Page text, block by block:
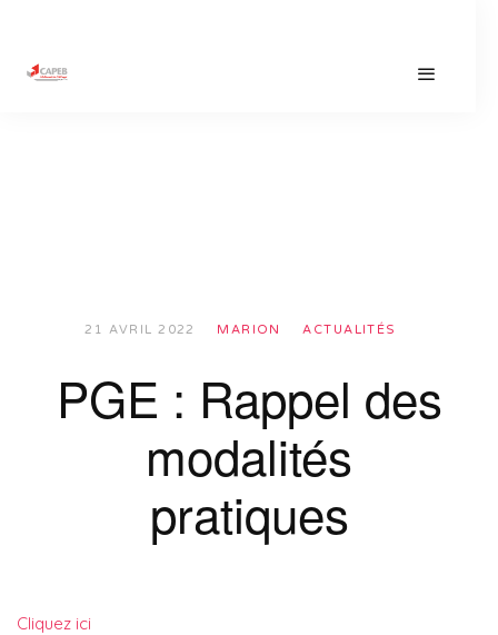
21 AVRIL 2022 MARION ACTUALITÉS
PGE : Rappel des
modalités
pratiques
Cliquez ici